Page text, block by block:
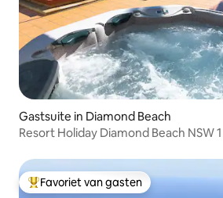
Gastsuite in Diamond Beach
Resort Holiday Diamond Beach
Topfavoriet van gasten
Favoriet van gasten